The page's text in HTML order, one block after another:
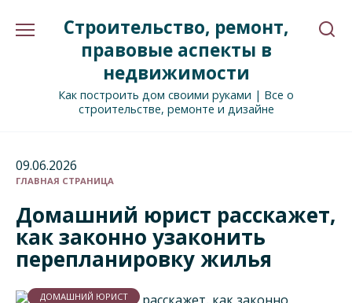
Строительство, ремонт,
правовые аспекты в
недвижимости
Как построить дом своими руками | Все о
строительстве, ремонте и дизайне
09.06.2026
ГЛАВНАЯ СТРАНИЦА
Домашний юрист расскажет,
как законно узаконить
перепланировку жилья
ДОМАШНИЙ ЮРИСТ